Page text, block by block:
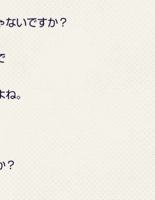
ないですか？
。
？